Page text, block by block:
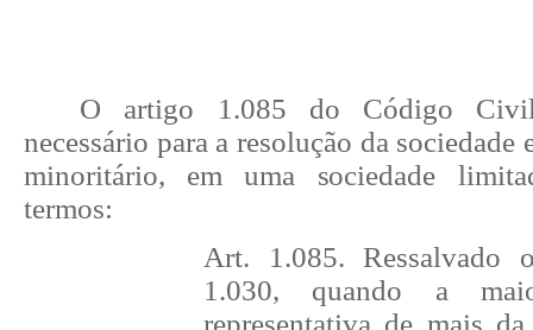
O artigo 1.085 do Código
necessário para a resolução da sociedade
minoritário, em uma sociedade
termos:
Art. 1.085. Ressalvado
1.030, quando a
representativa de mais